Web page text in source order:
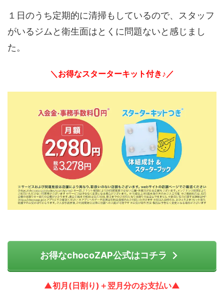
１日のうち定期的に清掃もしているので、スタッフ
がいるジムと衛生面はとくに問題ないと感じまし
た。
＼お得なスターターキット付き♪／
お得なchocoZAP公式はコチラ
▲初月(日割り)＋翌月分のお支払い▲